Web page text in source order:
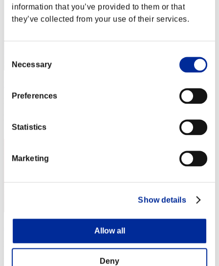
information that you’ve provided to them or that
they’ve collected from your use of their services.
Selection
Necessary
Preferences
Statistics
Marketing
Show details
Allow all
Deny
Punteggio:Lv:1/02'26"73
2
Punteggio:Lv:1/02'28"88